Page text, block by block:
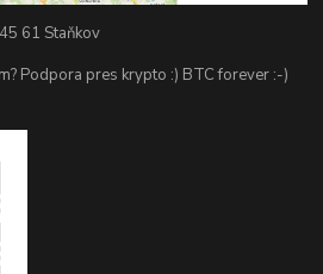
61 Staňkov
Podpora pres krypto :) BTC forever :-)